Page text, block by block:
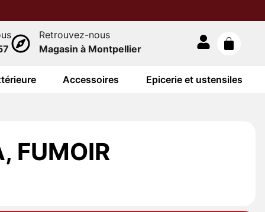
Retrouvez-nous
Magasin à Montpellier
Accessoires Epicerie et ustensiles
FUMOIR